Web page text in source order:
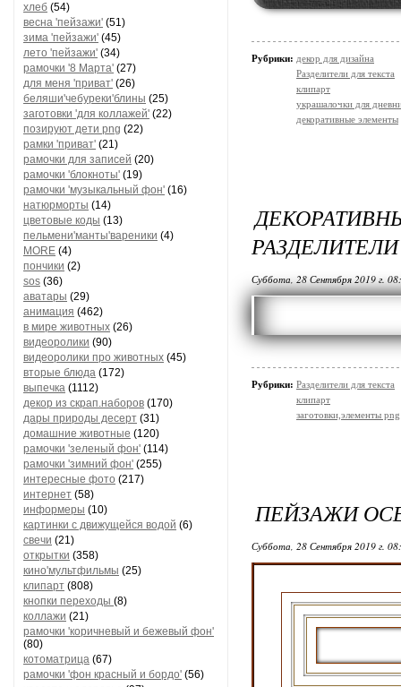
хлеб (54)
весна 'пейзажи' (51)
зима 'пейзажи' (45)
лето 'пейзажи' (34)
рамочки '8 Марта' (27)
для меня 'приват' (26)
беляши'чебуреки'блины (25)
заготовки 'для коллажей' (22)
позируют дети png (22)
рамки 'приват' (21)
рамочки для записей (20)
рамочки 'блокноты' (19)
рамочки 'музыкальный фон' (16)
натюрморты (14)
цветовые коды (13)
пельмени'манты'вареники (4)
MORE (4)
пончики (2)
sos (36)
аватары (29)
анимация (462)
в мире животных (26)
видеоролики (90)
видеоролики про животных (45)
вторые блюда (172)
выпечка (1112)
декор из скрап.наборов (170)
дары природы десерт (31)
домашние животные (120)
рамочки 'зеленый фон' (114)
рамочки 'зимний фон' (255)
интересные фото (217)
интернет (58)
информеры (10)
картинки с движущейся водой (6)
свечи (21)
открытки (358)
кино'мультфильмы (25)
клипарт (808)
кнопки переходы (8)
коллажи (21)
рамочки 'коричневый и бежевый фон'
(80)
котоматрица (67)
рамочки 'фон красный и бордо' (56)
Рубрики: декор для дизайна
Разделители для текста
клипарт
украшалочки для
декоративные элементы
РАЗДЕЛИТЕЛИ
Суббота, 28 Сентября 2019 г.
Рубрики: Разделители для текста
клипарт
заготовки,элементы png
ПЕЙЗАЖИ
Суббота, 28 Сентября 2019 г.